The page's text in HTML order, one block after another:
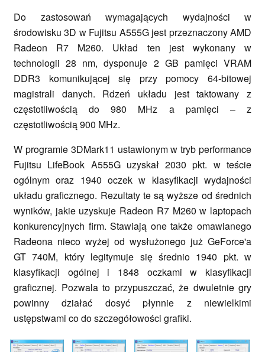
Do zastosowań wymagających wydajności w
środowisku 3D w Fujitsu A555G jest przeznaczony AMD
Radeon R7 M260. Układ ten jest wykonany w
technologii 28 nm, dysponuje 2 GB pamięci VRAM
DDR3 komunikującej się przy pomocy 64-bitowej
magistrali danych. Rdzeń układu jest taktowany z
częstotliwością do 980 MHz a pamięci – z
częstotliwością 900 MHz.
W programie 3DMark11 ustawionym w tryb performance
Fujitsu LifeBook A555G uzyskał 2030 pkt. w teście
ogólnym oraz 1940 oczek w klasyfikacji wydajności
układu graficznego. Rezultaty te są wyższe od średnich
wyników, jakie uzyskuje Radeon R7 M260 w laptopach
konkurencyjnych firm. Stawiają one także omawianego
Radeona nieco wyżej od wysłużonego już GeForce'a
GT 740M, który legitymuje się średnio 1940 pkt. w
klasyfikacji ogólnej i 1848 oczkami w klasyfikacji
graficznej. Pozwala to przypuszczać, że dwuletnie gry
powinny działać dosyć płynnie z niewielkimi
ustępstwami co do szczegółowości grafiki.